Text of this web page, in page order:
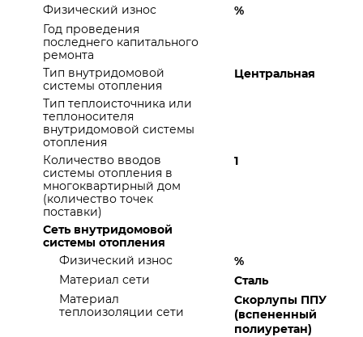
Физический износ
%
Год проведения
последнего капитального
ремонта
Тип внутридомовой
системы отопления
Центральная
Тип теплоисточника или
теплоносителя
внутридомовой системы
отопления
Количество вводов
системы отопления в
многоквартирный дом
(количество точек
поставки)
1
Сеть внутридомовой
системы отопления
Физический износ
%
Материал сети
Сталь
Материал
теплоизоляции сети
Скорлупы ППУ
(вспененный
полиуретан)